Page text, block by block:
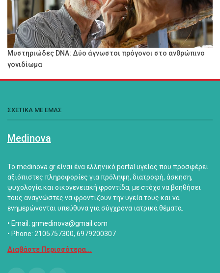
Μυστηριώδες DNA: Δύο άγνωστοι πρόγονοι στο ανθρώπινο
γονιδίωμα
ΣΧΕΤΙΚΑ ΜΕ ΕΜΑΣ
Medinova
Το medinova.gr είναι ένα ελληνικό portal υγείας που προσφέρει
αξιόπιστες πληροφορίες για πρόληψη, διατροφή, άσκηση,
ψυχολογία και οικογενειακή φροντίδα, με στόχο να βοηθήσει
τους αναγνώστες να φροντίζουν την υγεία τους και να
ενημερώνονται υπεύθυνα για σύγχρονα ιατρικά θέματα.
• Email: grmedinova@gmail.com
• Phone: 2105757300, 6979200307
Διαβάστε Περισσότερα...